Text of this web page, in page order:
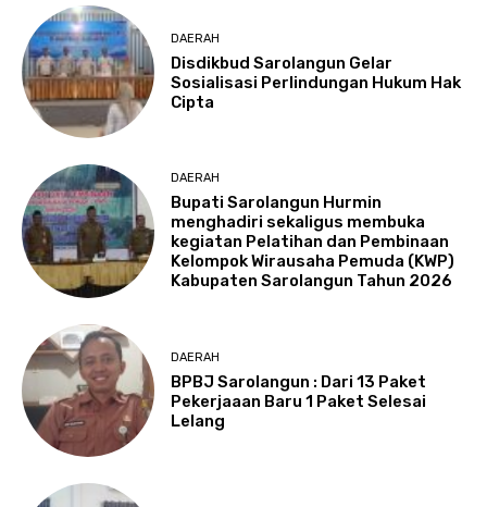
DAERAH
Disdikbud Sarolangun Gelar
Sosialisasi Perlindungan Hukum Hak
Cipta
DAERAH
Bupati Sarolangun Hurmin
menghadiri sekaligus membuka
kegiatan Pelatihan dan Pembinaan
Kelompok Wirausaha Pemuda (KWP)
Kabupaten Sarolangun Tahun 2026
DAERAH
BPBJ Sarolangun : Dari 13 Paket
Pekerjaaan Baru 1 Paket Selesai
Lelang